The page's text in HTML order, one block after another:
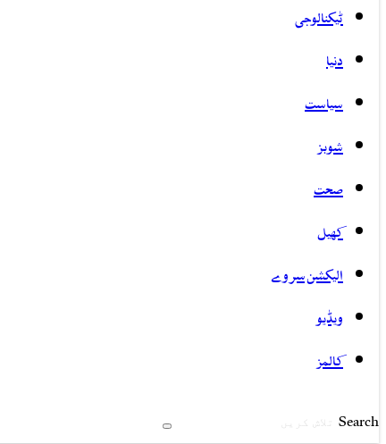
ٹیکنالوجی
دنیا
سیاست
شوبز
صحت
کھیل
الیکشن سروے
ویڈیو
کالمز
Search